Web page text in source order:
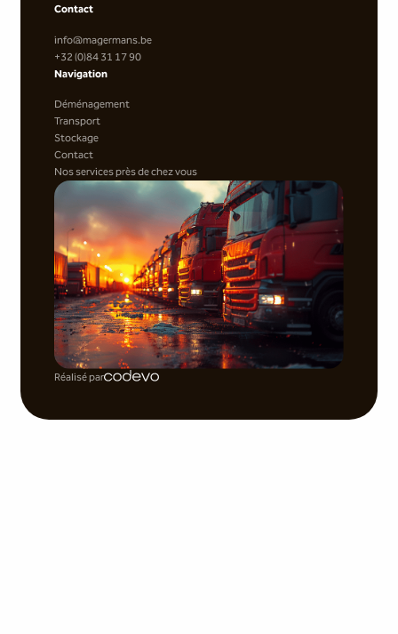
Contact
info@magermans.be
+32 (0)84 31 17 90
Navigation
Déménagement
Transport
Stockage
Contact
Nos services près de chez vous
Réalisé par